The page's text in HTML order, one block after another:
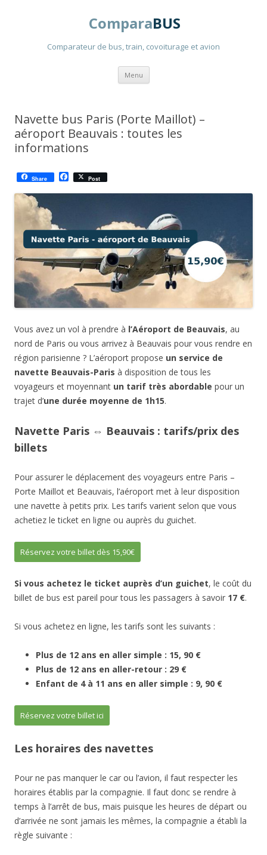
ComparaBUS
Comparateur de bus, train, covoiturage et avion
Menu Aller
contenu
Navette bus Paris (Porte Maillot) –
aéroport Beauvais : toutes les
informations
Share
a
c
o
k
Post
Vous avez un vol à prendre à l’Aéroport de Beauvais, au
nord de Paris ou vous arrivez à Beauvais pour vous rendre en
région parisienne ? L’aéroport propose un service de
navette Beauvais-Paris à disposition de tous les
voyageurs et moyennant un tarif très abordable pour un
trajet d’une durée moyenne de 1h15.
Navette Paris ⇔ Beauvais : tarifs/prix des
billets
Pour assurer le déplacement des voyageurs entre Paris –
Porte Maillot et Beauvais, l’aéroport met à leur disposition
une navette à petits prix. Les tarifs varient selon que vous
achetiez le ticket en ligne ou auprès du guichet.
Réservez votre billet dès 15,90€
Si vous achetez le ticket auprès d’un guichet, le coût du
billet de bus est pareil pour tous les passagers à savoir 17 €.
Si vous achetez en ligne, les tarifs sont les suivants :
Plus de 12 ans en aller simple : 15, 90 €
Plus de 12 ans en aller-retour : 29 €
Enfant de 4 à 11 ans en aller simple : 9, 90 €
Réservez votre billet ici
Les horaires des navettes
Pour ne pas manquer le car ou l’avion, il faut respecter les
horaires établis par la compagnie. Il faut donc se rendre à
temps à l’arrêt de bus, mais puisque les heures de départ ou
d’arrivée ne sont jamais les mêmes, la compagnie a établi la
règle suivante :